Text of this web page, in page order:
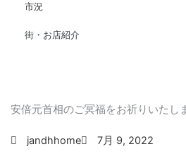
安倍元首相のご冥福をお祈りいたし
jandhhome 7月 9, 2022
市況
街・お店紹介